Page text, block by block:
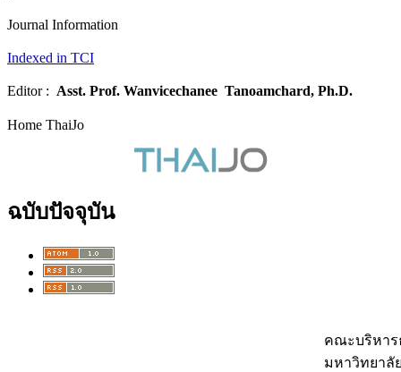
Journal Information
Indexed in TCI
Editor : Asst. Prof. Wanvicechanee Tanoamchard, Ph.D.
Home ThaiJo
ฉบับปัจจุบัน
คณะบริหาร
มหาวิทยาลั